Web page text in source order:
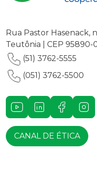
Rua Pastor Hasenack,
Teutônia | CEP 95890-
(51) 3762-5555
(051) 3762-5500
YoutubeLinkedInFacebook
CANAL DE ÉTICA